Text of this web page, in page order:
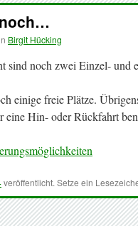
Birgit Hücking
sind noch zwei Einzel- und
einige freie Plätze.
eine Hin- oder Rückfahrt
veröffentlicht. Setze ein